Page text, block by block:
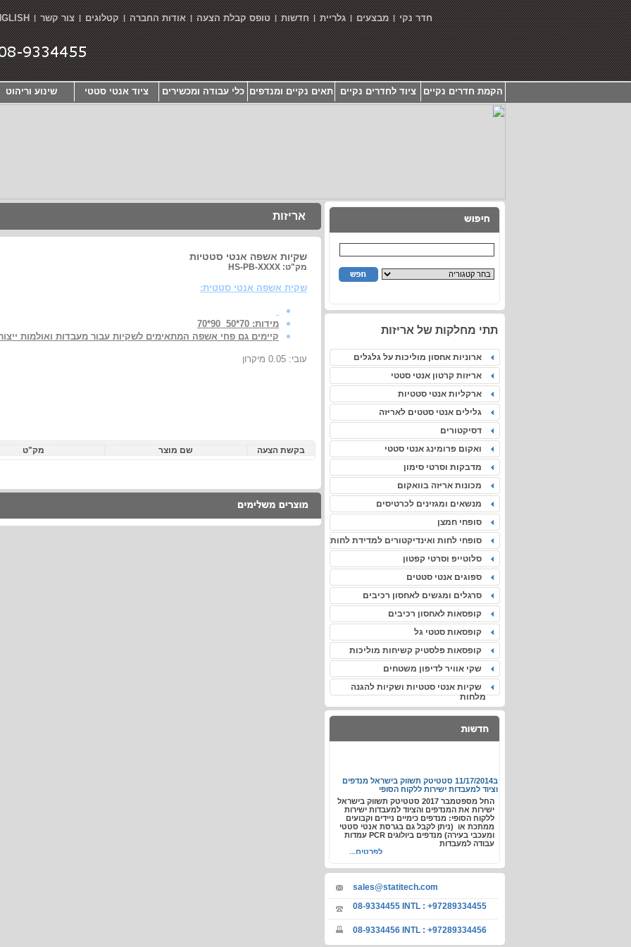
חדר נקי|מבצעים|גלריית|חדשות|טופס קבלת הצעה|אודות החברה|קטלוגים|צור קשר|
הקמת חדרים נקיים ציוד לחדרים נקיים תאים נקיים ומנדפים כלי עבודה ומכשירים ציוד אנטי סטטי שינוע וריהוט
תתי מחלקות של אריזות
ארוניות אחסון מוליכות על גלגלים
אריזות קרטון אנטי סטטי
ארקליות אנטי סטטיות
גלילים אנטי סטטים לאריזה
דסיקטורים
ואקום פרומינג אנטי סטטי
מדבקות וסרטי סימון
מכונות אריזה בוואקום
מנשאים ומגזינים לכרטיסים
סופחי חמצן
סופחי לחות ואינדיקטורים למדידת לחות
סלוטייפ וסרטי קפטון
ספוגים אנטי סטטים
סרגלים ומגשים לאחסון רכיבים
קופסאות לאחסון רכיבים
קופסאות סטטי גל
קופסאות פלסטיק קשיחות מוליכות
שקי אוויר לדיפון משטחים
שקיות אנטי סטטיות ושקיות להגנה
מלחות
וציוד למעבדות ישירות ללקוח הסופי
החל מספטמבר 2017 סטטיטק תשווק בישראל
ישירות את המנדפים והציוד למעבדות ישירות
ללקוח הסופי: מנדפים כימיים ניידים וקבועים
ממתכת או (ניתן לקבל גם בגרסת אנטי סטטי
ומעכבי בעירה) מנדפים ביולוגים PCR עמדות
עבודה למעבדות
sales@statitech.com
08-9334455 INTL : +97289334455
08-9334456 INTL : +97289334456
אריזות
שקיות אשפה אנטי סטטיות
מק"ט: HS-PB-XXXX
שקית אשפה אנטי סטטית:
מידות: 70*50 90*70
קיימים גם פחי אשפה המתאימים לשקיות עבור מעבדות ואולמות
עובי: 0.05 מיקרון
בקשת הצעה שם מוצר מק"ט